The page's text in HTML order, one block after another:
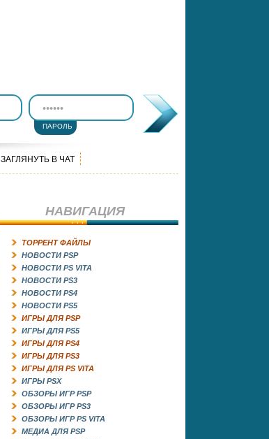
ПАРОЛЬ
ЗАГЛЯНУТЬ В ЧАТ
НАВИГАЦИЯ
ТОРРЕНТ ФАЙЛЫ
НОВОСТИ PSP
НОВОСТИ PS VITA
НОВОСТИ PS3
НОВОСТИ PS4
НОВОСТИ PS5
ИГРЫ ДЛЯ PSP
ИГРЫ ДЛЯ PS5
ИГРЫ ДЛЯ PS4
ИГРЫ ДЛЯ PS3
ИГРЫ ДЛЯ PS VITA
ИГРЫ PSX
ОБЗОРЫ ИГР PSP
ОБЗОРЫ ИГР PS3
ОБЗОРЫ ИГР PS VITA
МЕДИА ДЛЯ PSP